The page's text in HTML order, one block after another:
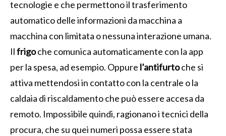
tecnologie e che permettono il trasferimento
automatico delle informazioni da macchina a
macchina con limitata o nessuna interazione umana.
Ilfrigoche comunica automaticamente con la app
per la spesa, ad esempio. Oppure l’antifurtoche si
attiva mettendosi in contatto con la centrale o la
caldaia di riscaldamento che può essere accesa da
remoto. Impossibile quindi, ragionano i tecnici della
procura, che su quei numeri possa essere stata